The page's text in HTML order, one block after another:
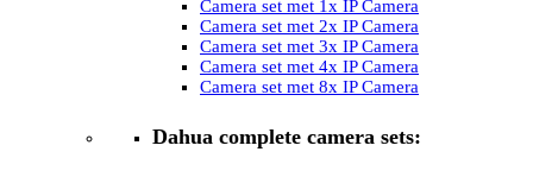
Camera set met 1x IP Camera
Camera set met 2x IP Camera
Camera set met 3x IP Camera
Camera set met 4x IP Camera
Camera set met 8x IP Camera
Dahua complete camera sets: